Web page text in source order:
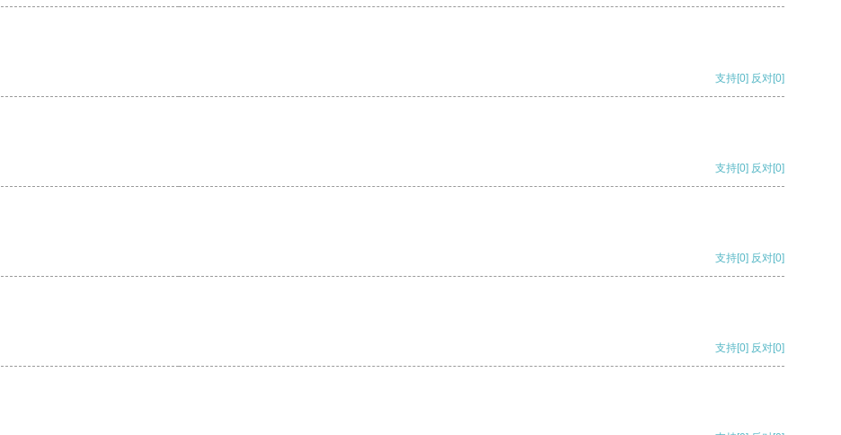
支持[0] 反对[0]
支持[0] 反对[0]
支持[0] 反对[0]
支持[0] 反对[0]